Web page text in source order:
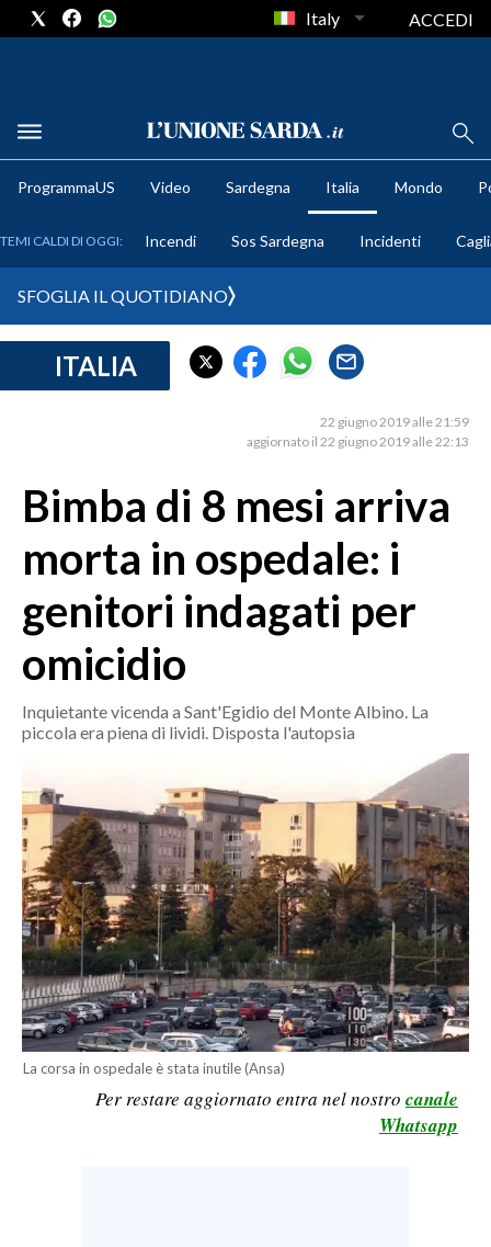
METEO
CRONACA SARDEGNA
MEDIO CAMPIDANO
SASSARI E PROVINCIA
NUORO E PROVINCIA
OGLIASTRA
ITALIA
MONDO
POLITICA
ECONOMIA
SERVIZI ALLE IMPRESE
LAVORO
BANDI
SPORT IN SARDEGNA
Italy ACCEDI
ProgrammaUS Video Sardegna Italia Mondo
TEMI CALDI DI OGGI: Incendi Sos Sardegna Incidenti
SFOGLIA IL QUOTIDIANO
ITALIA
22 giugno 2019 alle 21:59
aggiornato il 22 giugno 2019 alle 22:13
Bimba di 8 mesi arriva
morta in ospedale: i
genitori indagati per
omicidio
Inquietante vicenda a Sant'Egidio del Monte Albino. La
piccola era piena di lividi. Disposta l'autopsia
La corsa in ospedale è stata inutile (Ansa)
Per restare aggiornato entra nel nostro canale
Whatsapp